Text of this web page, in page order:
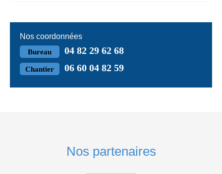
Nos coordonnées
Bureau 04 82 29 62 68
Chantier 06 60 04 82 59
Nos partenaires